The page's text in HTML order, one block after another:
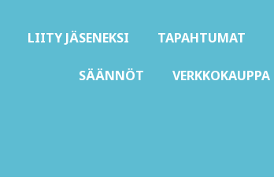
LIITY JÄSENEKSI TAPAHTUMAT
SÄÄNNÖT VERKKOKAUPPA